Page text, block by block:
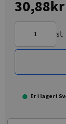
30,88kr
st
Er i lager i